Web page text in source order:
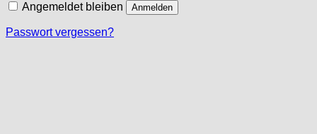
Angemeldet bleiben Anmelden
Passwort vergessen?